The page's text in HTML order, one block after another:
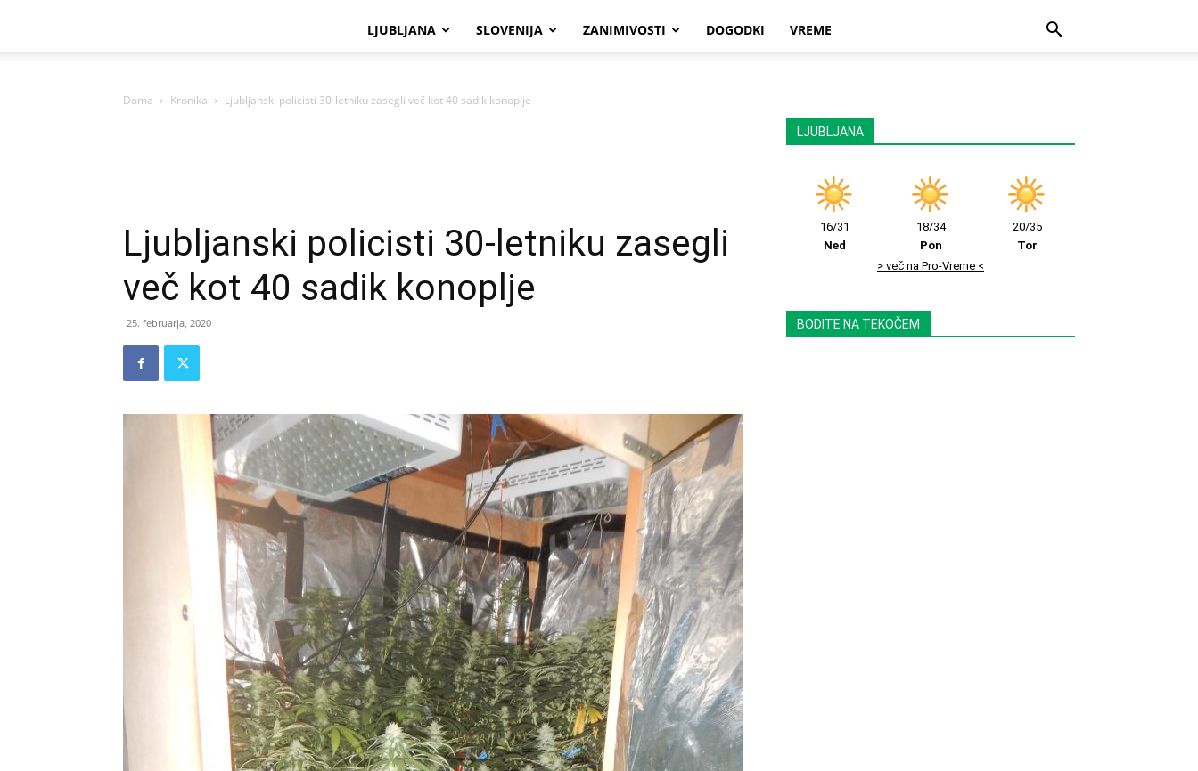
LJUBLJANA SLOVENIJA ZANIMIVOSTI DOGODKI VREME
Doma Kronika Ljubljanski policisti 30-letniku zasegli več kot 40 sadik konoplje
Ljubljanski policisti 30-letniku zasegli
več kot 40 sadik konoplje
25. februarja, 2020
LJUBLJANA
16/31
Ned
18/34
Pon
20/35
Tor
> več na Pro-Vreme <
BODITE NA TEKOČEM